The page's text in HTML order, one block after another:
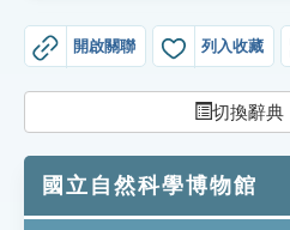
索引選單
知識索引
生命大百科索引
開啟關聯 列入收藏
切換辭典
國立自然科學博物館